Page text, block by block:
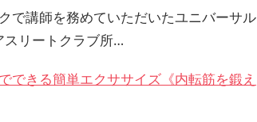
で講師を務めていただいたユニバーサル
スリートクラブ所…
できる簡単エクササイズ《内転筋を鍛え